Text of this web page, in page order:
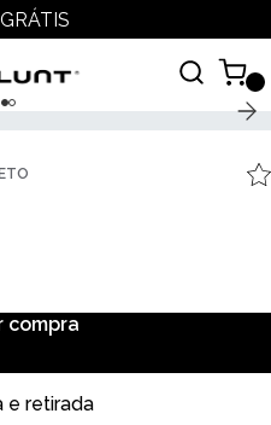
compra
e retirada